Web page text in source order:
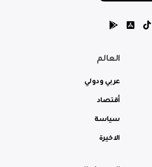
العالم
عربي ودولي
أقتصاد
سياسة
الاخيرة